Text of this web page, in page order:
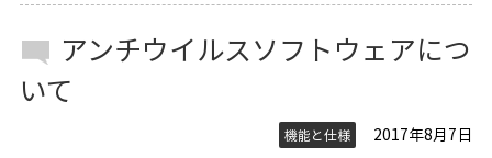
アンチウイルスソフトウェアにつ
いて
機能と仕様
2017年8月7日